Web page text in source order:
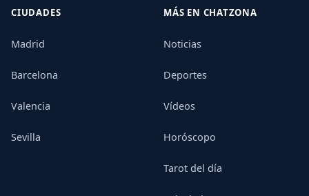
CIUDADES
Madrid
Barcelona
Valencia
Sevilla
MÁS EN CHATZONA
Noticias
Deportes
Vídeos
Horóscopo
Tarot del día